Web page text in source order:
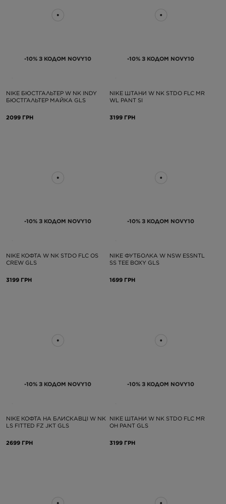
-10% З КОДОМ NOVY10
NIKE БЮСТГАЛЬТЕР W NK INDY
БЮСТГАЛЬТЕР МАЙКА GLS
2099 ГРН
-10% З КОДОМ NOVY10
NIKE ШТАНИ W NK STDO FLC MR
WL PANT SI
3199 ГРН
-10% З КОДОМ NOVY10
NIKE КОФТА W NK STDO FLC OS
CREW GLS
3199 ГРН
-10% З КОДОМ NOVY10
NIKE ФУТБОЛКА W NSW ESSNTL
SS TEE BOXY GLS
1699 ГРН
-10% З КОДОМ NOVY10
NIKE КОФТА НА БЛИСКАВЦІ W NK
LS FITTED FZ JKT GLS
2699 ГРН
-10% З КОДОМ NOVY10
NIKE ШТАНИ W NK STDO FLC MR
OH PANT GLS
3199 ГРН